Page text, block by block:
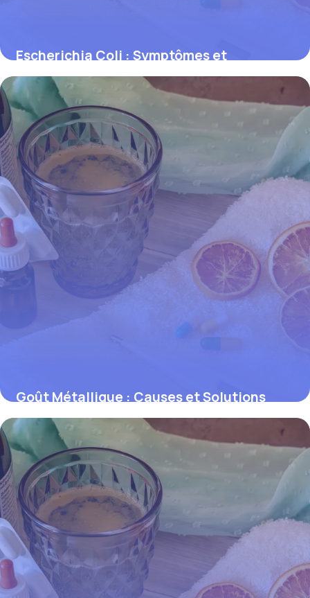
Escherichia Coli : Symptômes et
Prévention
31 mai 2026
Goût Métallique : Causes et Solutions
Efficaces
30 mai 2026